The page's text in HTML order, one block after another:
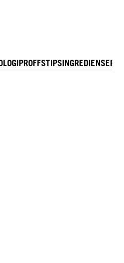
PROFFSTIPSINGREDIENSER